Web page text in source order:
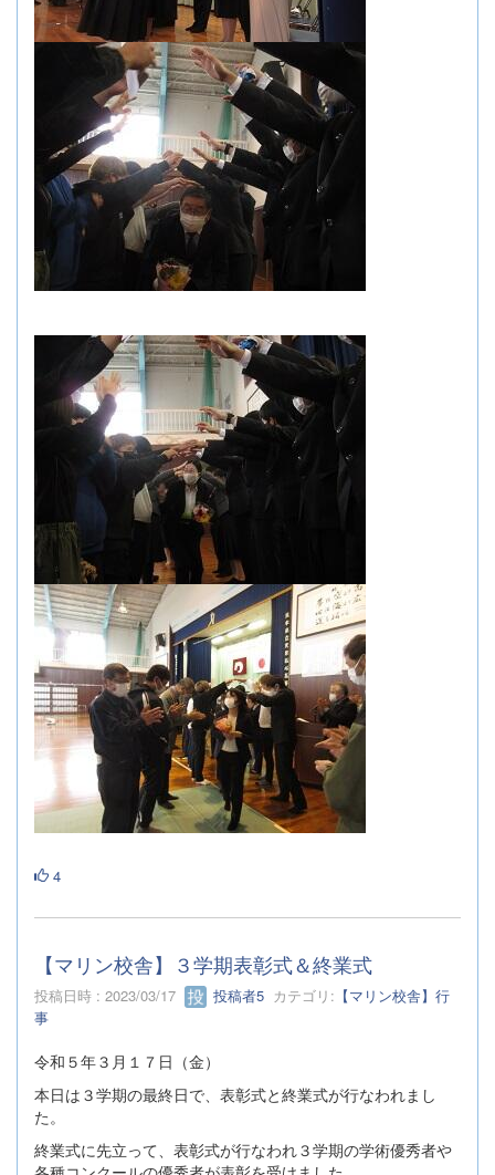
4
【マリン校舎】３学期表彰式＆終業式
投稿日時 : 2023/03/17 投稿者5 カテゴリ: 【マリン校舎】行
事
令和５年３月１７日（金）
本日は３学期の最終日で、表彰式と終業式が行なわれまし
た。
終業式に先立って、表彰式が行なわれ３学期の学術優秀者や